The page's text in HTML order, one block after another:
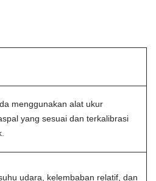
menggunakan alat ukur
yang sesuai dan terkalibrasi
udara, kelembaban relatif, dan